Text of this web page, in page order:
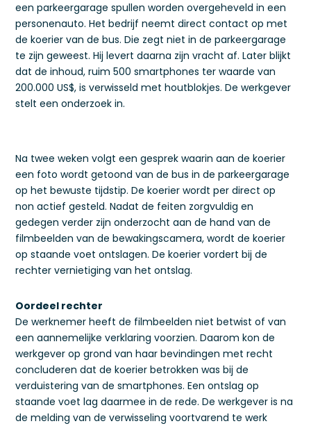
een parkeergarage spullen worden overgeheveld in een
personenauto. Het bedrijf neemt direct contact op met
de koerier van de bus. Die zegt niet in de parkeergarage
te zijn geweest. Hij levert daarna zijn vracht af. Later blijkt
dat de inhoud, ruim 500 smartphones ter waarde van
200.000 US$, is verwisseld met houtblokjes. De werkgever
stelt een onderzoek in.
Na twee weken volgt een gesprek waarin aan de koerier
een foto wordt getoond van de bus in de parkeergarage
op het bewuste tijdstip. De koerier wordt per direct op
non actief gesteld. Nadat de feiten zorgvuldig en
gedegen verder zijn onderzocht aan de hand van de
filmbeelden van de bewakingscamera, wordt de koerier
op staande voet ontslagen. De koerier vordert bij de
rechter vernietiging van het ontslag.
Oordeel rechter
De werknemer heeft de filmbeelden niet betwist of van
een aannemelijke verklaring voorzien. Daarom kon de
werkgever op grond van haar bevindingen met recht
concluderen dat de koerier betrokken was bij de
verduistering van de smartphones. Een ontslag op
staande voet lag daarmee in de rede. De werkgever is na
de melding van de verwisseling voortvarend te werk